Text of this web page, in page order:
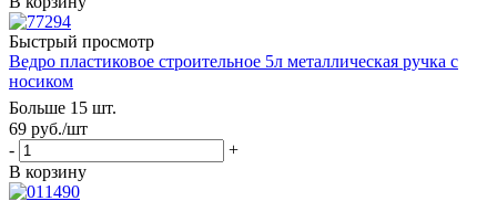
Быстрый просмотр
Ведро пластиковое строительное 5л металлическая ручка с
носиком
Больше 15 шт.
69 руб./шт
-
+
В корзину